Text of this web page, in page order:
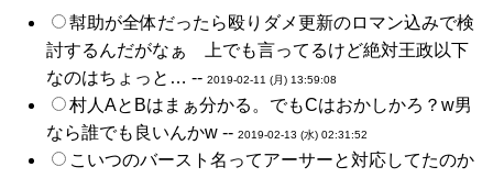
幇助が全体だったら殴りダメ更新のロマン込みで検
討するんだがなぁ 上でも言ってるけど絶対王政以下
なのはちょっと… -- 2019-02-11 (月) 13:59:08
村人AとBはまぁ分かる。でもCはおかしかろ？w男
なら誰でも良いんかw -- 2019-02-13 (水) 02:31:52
こいつのバースト名ってアーサーと対応してたのか